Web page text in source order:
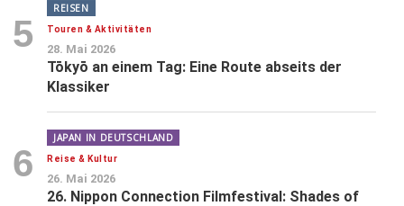
5
REISEN
Touren & Aktivitäten
28. Mai 2026
Tōkyō an einem Tag: Eine Route abseits der
Klassiker
6
JAPAN IN DEUTSCHLAND
Reise & Kultur
26. Mai 2026
26. Nippon Connection Filmfestival: Shades of